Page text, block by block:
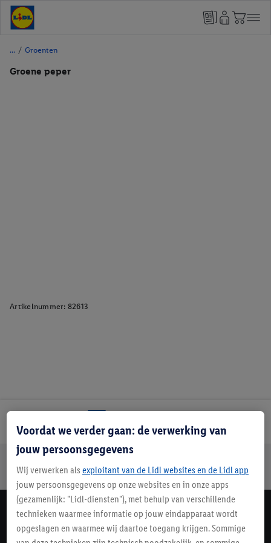
/ Groenten
Groene peper
Artikelnummer: 82613
Jouw voordelen bij ons als Lidl webshop klant
Gratis retourneren Veilig winkelen 30 dagen bedenktijd
Lidl Nieuwsbrief
Schrijf je in
Voordat we verder gaan: de verwerking van
jouw persoonsgegevens
Wij verwerken als exploitant van de Lidl websites en de Lidl app
jouw persoonsgegevens op onze websites en in onze apps
(gezamenlijk: "Lidl-diensten"), met behulp van verschillende
technieken waarmee informatie op jouw eindapparaat wordt
opgeslagen en waarmee wij daartoe toegang krijgen. Sommige